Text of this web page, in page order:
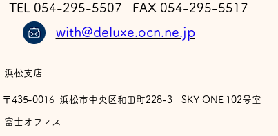
TEL 054-295-5507 FAX 054-295-5517
with@deluxe.ocn.ne.jp
浜松支店
〒435-0016 浜松市中央区和田町228-3 SKY ONE 102号室
​富士オフィス